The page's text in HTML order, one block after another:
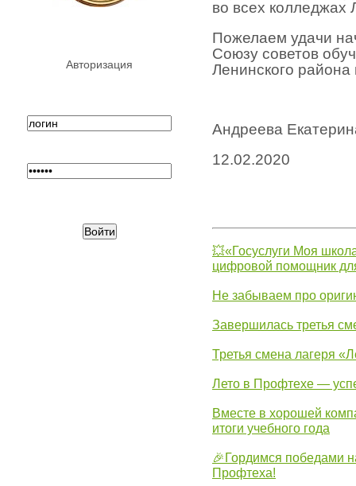
Авторизация
во всех колледжах
Пожелаем удачи
Союзу советов
Ленинского района
Андреева
12.02.2020
💥«Госуслуги Моя
цифровой помощник
Не забываем про
Завершилась третья
Третья смена лагеря
Лето в Профтехе —
Вместе в хорошей
итоги учебного года
🎉Гордимся победами
Профтеха!